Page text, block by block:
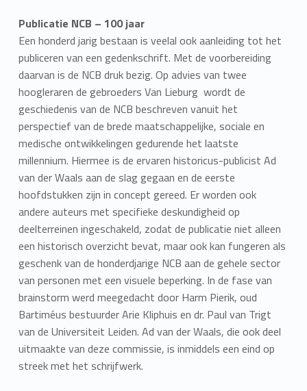
Publicatie NCB – 100 jaar
Een honderd jarig bestaan is veelal ook aanleiding tot het
publiceren van een gedenkschrift. Met de voorbereiding
daarvan is de NCB druk bezig. Op advies van twee
hoogleraren de gebroeders Van Lieburg wordt de
geschiedenis van de NCB beschreven vanuit het
perspectief van de brede maatschappelijke, sociale en
medische ontwikkelingen gedurende het laatste
millennium. Hiermee is de ervaren historicus-publicist Ad
van der Waals aan de slag gegaan en de eerste
hoofdstukken zijn in concept gereed. Er worden ook
andere auteurs met specifieke deskundigheid op
deelterreinen ingeschakeld, zodat de publicatie niet alleen
een historisch overzicht bevat, maar ook kan fungeren als
geschenk van de honderdjarige NCB aan de gehele sector
van personen met een visuele beperking. In de fase van
brainstorm werd meegedacht door Harm Pierik, oud
Bartiméus bestuurder Arie Kliphuis en dr. Paul van Trigt
van de Universiteit Leiden. Ad van der Waals, die ook deel
uitmaakte van deze commissie, is inmiddels een eind op
streek met het schrijfwerk.